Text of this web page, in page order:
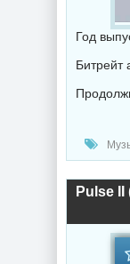
Год
Битрейт
Музыка
Pulse II